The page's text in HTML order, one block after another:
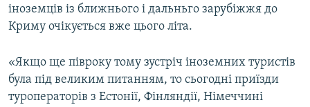
іноземців із ближнього і дальньго зарубіжжя до
Криму очікується вже цього літа.
«Якщо ще півроку тому зустріч іноземних туристів
була під великим питанням, то сьогодні приїзди
туроператорів з Естонії, Фінляндії, Німеччині